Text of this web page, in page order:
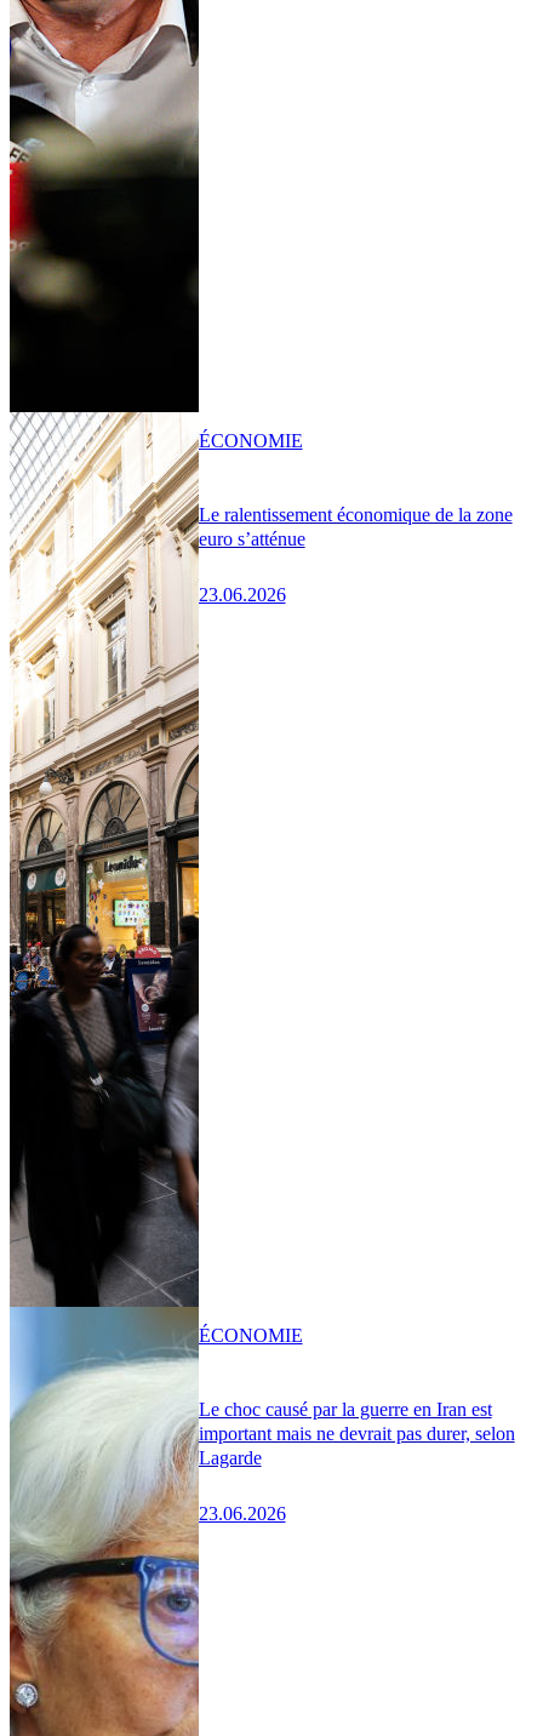
Le ralentissement économique de la zone
euro s’atténue
23.06.2026
ÉCONOMIE
Le choc causé par la guerre en Iran est
important mais ne devrait pas durer, selon
Lagarde
23.06.2026
ÉCONOMIE